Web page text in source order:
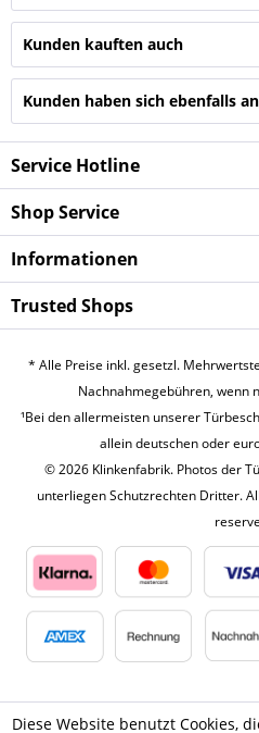
Kunden kauften auch
Kunden haben sich ebenfalls
Service Hotline
Shop Service
Infor­mationen
Trusted Shops
* Alle Preise inkl. gesetzl.
Nachnahmegebühren, wenn
¹Bei den allermeisten unserer
allein deutschen oder
© 2026 Klinkenfabrik. Photos der
unterliegen Schutzrechten Dritter.
Diese Website benutzt Cookies,